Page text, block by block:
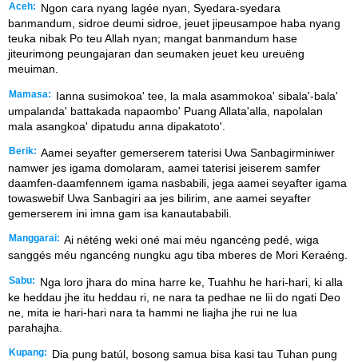
Aceh:
Ngon cara nyang lagée nyan, Syedara-syedara
banmandum, sidroe deumi sidroe, jeuet jipeusampoe haba nyang
teuka nibak Po teu Allah nyan; mangat banmandum hase
jiteurimong peungajaran dan seumaken jeuet keu ureuëng
meuiman.
Mamasa:
Ianna susimokoa' tee, la mala asammokoa' sibala'-bala'
umpalanda' battakada napaombo' Puang Allata'alla, napolalan
mala asangkoa' dipatudu anna dipakatoto'.
Berik: Aamei seyafter gemerserem taterisi Uwa Sanbagirminiwer
namwer jes igama domolaram, aamei taterisi jeiserem samfer
daamfen-daamfennem igama nasbabili, jega aamei seyafter igama
towaswebif Uwa Sanbagiri aa jes bilirim, ane aamei seyafter
gemerserem ini imna gam isa kanautababili.
Manggarai: Ai néténg weki oné mai méu ngancéng pedé, wiga
sanggés méu ngancéng nungku agu tiba mberes de Mori Keraéng.
Sabu:
Nga loro jhara do mina harre ke, Tuahhu he hari-hari, ki alla
ke heddau jhe itu heddau ri, ne nara ta pedhae ne lii do ngati Deo
ne, mita ie hari-hari nara ta hammi ne liajha jhe rui ne lua
parahajha.
Kupang:
Dia pung batúl, bosong samua bisa kasi tau Tuhan pung